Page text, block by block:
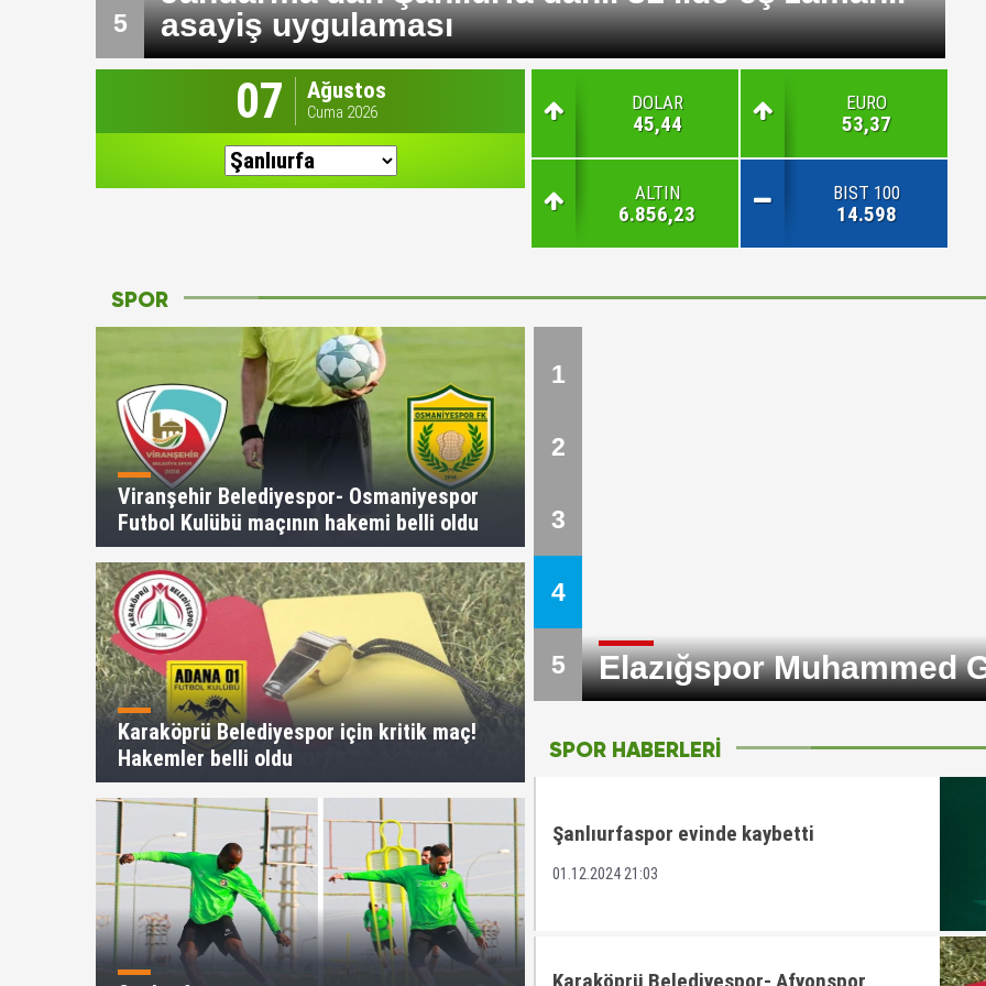
Sürücü ağır yaralandı
5
07 Ağustos
Cuma 2026 DOLAR
45,44
EURO
53,37
ALTIN
6.856,23
BIST 100
14.598
SPOR
Viranşehir Belediyespor- Osmaniyespor
Futbol Kulübü maçının hakemi belli oldu
Karaköprü Belediyespor için kritik maç!
Hakemler belli oldu
Gönülaçar'la anlaştı Karaköprü
1
2
3
4
5
SPOR HABERLERİ
Şanlıurfaspor evinde kaybetti
01.12.2024 21:03